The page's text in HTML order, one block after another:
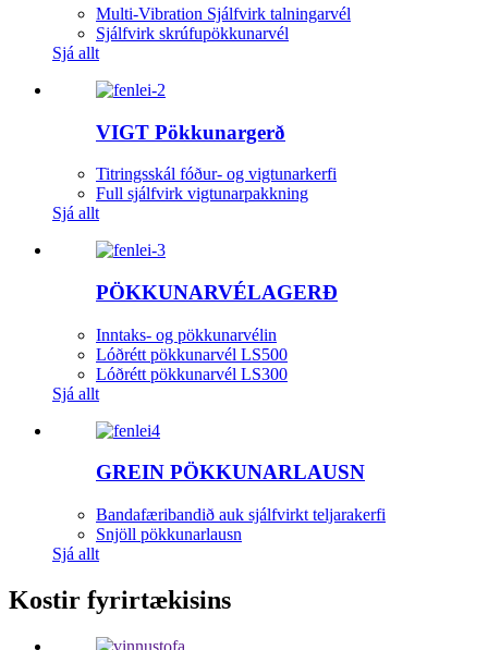
Multi-Vibration Sjálfvirk talningarvél
Sjálfvirk skrúfupökkunarvél
Sjá allt
VIGT Pökkunargerð
Titringsskál fóður- og vigtunarkerfi
Full sjálfvirk vigtunarpakkning
Sjá allt
PÖKKUNARVÉLAGERÐ
Inntaks- og pökkunarvélin
Lóðrétt pökkunarvél LS500
Lóðrétt pökkunarvél LS300
Sjá allt
GREIN PÖKKUNARLAUSN
Bandafæribandið auk sjálfvirkt teljarakerfi
Snjöll pökkunarlausn
Sjá allt
Kostir fyrirtækisins